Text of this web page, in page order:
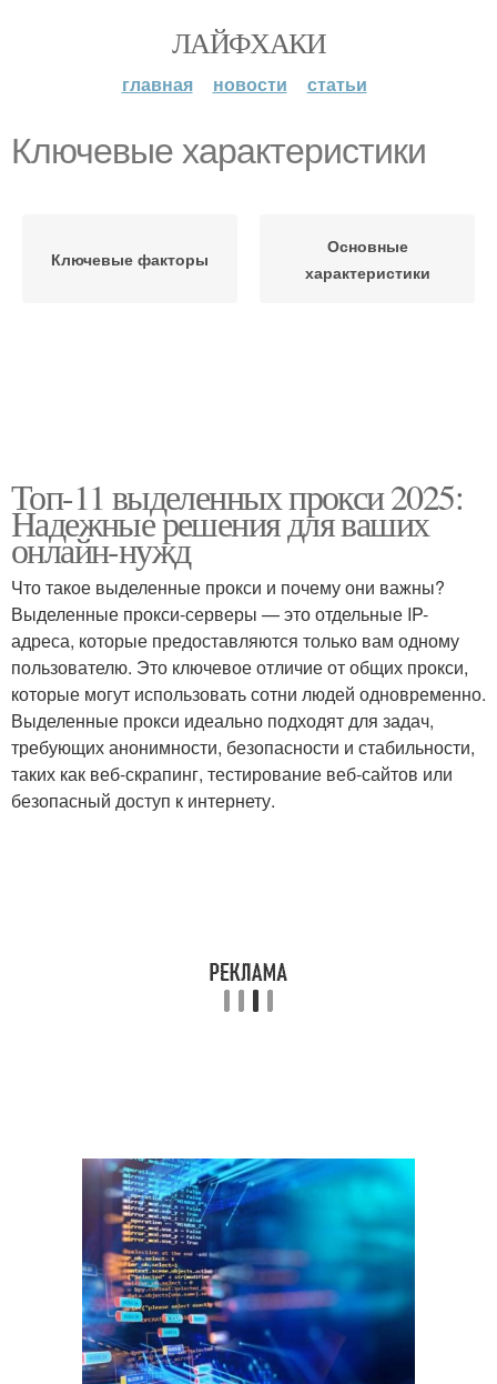
ЛАЙФХАКИ
главная новости статьи
Ключевые характеристики
Ключевые факторы
Основные
характеристики
Топ-11 выделенных прокси 2025:
Надежные решения для ваших
онлайн-нужд
Что такое выделенные прокси и почему они важны?
Выделенные прокси-серверы — это отдельные IP-
адреса, которые предоставляются только вам одному
пользователю. Это ключевое отличие от общих прокси,
которые могут использовать сотни людей одновременно.
Выделенные прокси идеально подходят для задач,
требующих анонимности, безопасности и стабильности,
таких как веб-скрапинг, тестирование веб-сайтов или
безопасный доступ к интернету.